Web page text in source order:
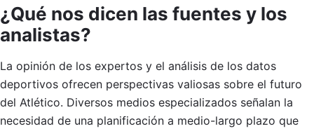
¿Qué nos dicen las fuentes y los
analistas?
La opinión de los expertos y el análisis de los datos
deportivos ofrecen perspectivas valiosas sobre el futuro
del Atlético. Diversos medios especializados señalan la
necesidad de una planificación a medio-largo plazo que